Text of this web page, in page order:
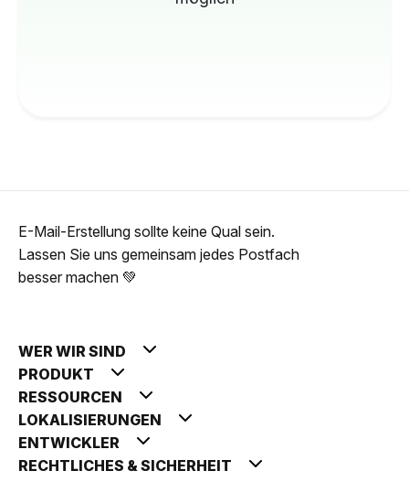
E-Mail-Erstellung sollte keine Qual sein.
Lassen Sie uns gemeinsam jedes Postfach
besser machen 💚
WER WIR SIND
PRODUKT
RESSOURCEN
LOKALISIERUNGEN
ENTWICKLER
RECHTLICHES & SICHERHEIT